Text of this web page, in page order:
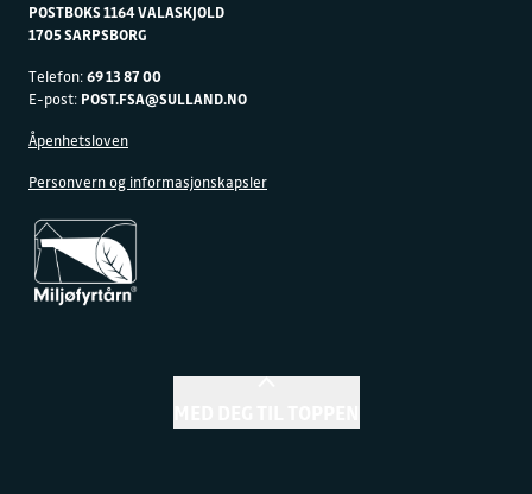
POSTBOKS 1164 VALASKJOLD
1705 SARPSBORG
Telefon:69 13 87 00
E-post: POST.FSA@SULLAND.NO
Åpenhetsloven
Personvern og informasjonskapsler